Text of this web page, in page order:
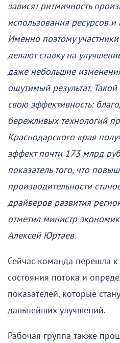
зависят ритмичность
использования ресурсов и
Именно поэтому
делают ставку на
даже небольшие
ощутимый результат.
свою эффективность:
бережливых технологий
Краснодарского края
эффект почти 173 млрд
показатель того, что
производительности
драйверов развития
отметил министр
Алексей Юртаев.
Сейчас команда перешла к
состояния потока и
показателей, которые
дальнейших улучшений.
Рабочая группа также